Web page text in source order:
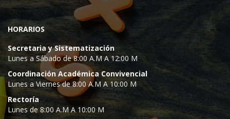
HORARIOS
Secretaria y Sistematización
Lunes a Sábado de 8:00 A.M A 12:00 M
Coordinación Académica Convivencial
Lunes a Viernes de 8:00 A.M A 10:00 M
Rectoría
Lunes de 8:00 A.M A 10:00 M